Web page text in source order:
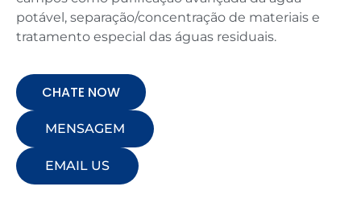
potável, separação/concentração de materiais e
tratamento especial das águas residuais.
CHATE NOW
MENSAGEM
EMAIL US